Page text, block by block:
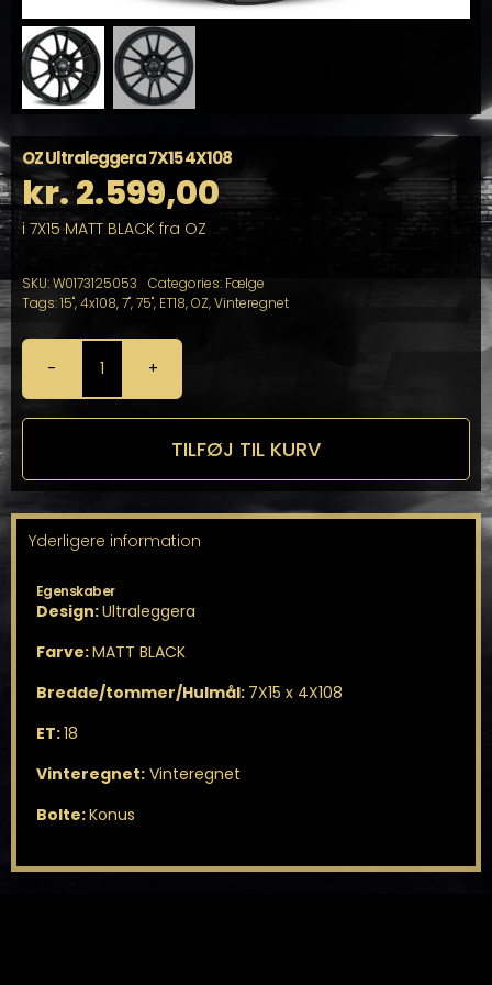
OZ Ultraleggera 7X15 4X108
kr.2.599,00
i 7X15 MATT BLACK fra OZ
SKU:W0173125053 Categories: Fælge
Tags:15",4x108,7",75", ET18,OZ,Vinteregnet
OZ
Ultraleggera
7X15
TILFØJ TIL KURV
Yderligere information
Egenskaber
Design:Ultraleggera
Farve:MATT BLACK
Bredde/tommer/Hulmål: 7X15 x 4X108
ET:18
Vinteregnet:Vinteregnet
Bolte:Konus